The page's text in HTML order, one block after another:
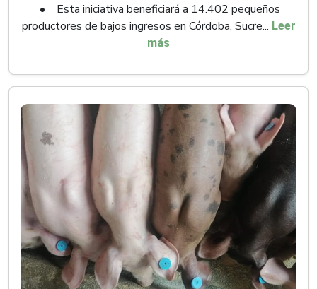
• Esta iniciativa beneficiará a 14.402 pequeños
productores de bajos ingresos en Córdoba, Sucre... Leer
más